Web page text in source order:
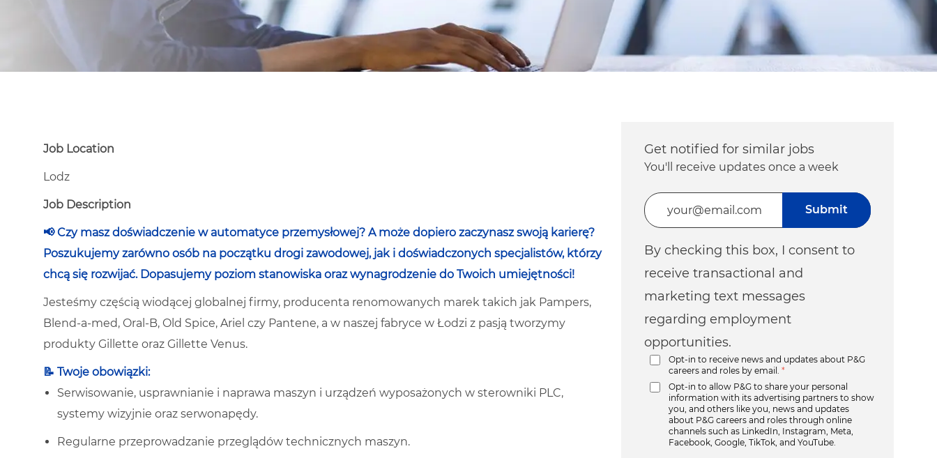
Job Location
Lodz
Job Description
📢 Czy masz doświadczenie w automatyce przemysłowej? A może dopiero zaczynasz swoją karierę?
Poszukujemy zarówno osób na początku drogi zawodowej, jak i doświadczonych specjalistów, którzy
chcą się rozwijać. Dopasujemy poziom stanowiska oraz wynagrodzenie do Twoich umiejętności!
Jesteśmy częścią wiodącej globalnej firmy, producenta renomowanych marek takich jak Pampers,
Blend-a-med, Oral-B, Old Spice, Ariel czy Pantene, a w naszej fabryce w Łodzi z pasją tworzymy
produkty Gillette oraz Gillette Venus.
📝 Twoje obowiązki:
Serwisowanie, usprawnianie i naprawa maszyn i urządzeń wyposażonych w sterowniki PLC,
systemy wizyjnie oraz serwonapędy.
Regularne przeprowadzanie przeglądów technicznych maszyn.
Get notified for similar jobs
You'll receive updates once a week
Enter Email address (Required)
By checking this box, I consent to
receive transactional and
marketing text messages
regarding employment
opportunities.
Opt-in to receive news and updates about P&G
careers and roles by email.
*
Opt-in to allow P&G to share your personal
information with its advertising partners to show
you, and others like you, news and updates
about P&G careers and roles through online
channels such as LinkedIn, Instagram, Meta,
Facebook, Google, TikTok, and YouTube.
Submit